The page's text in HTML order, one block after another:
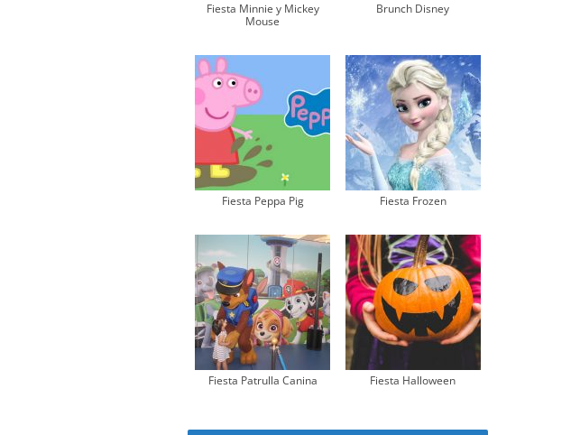
Fiesta Minnie y Mickey
Mouse
Brunch Disney
Fiesta Peppa Pig Fiesta Frozen
Fiesta Patrulla Canina Fiesta Halloween